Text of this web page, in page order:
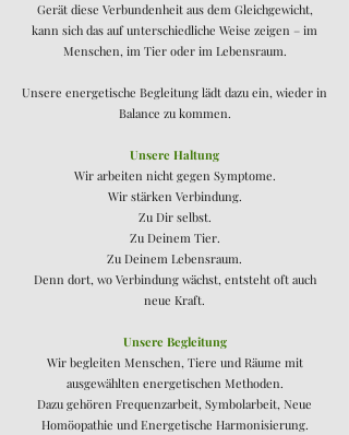
Gerät diese Verbundenheit aus dem Gleichgewicht,
kann sich das auf unterschiedliche Weise zeigen – im
Menschen, im Tier oder im Lebensraum.
Unsere energetische Begleitung lädt dazu ein, wieder in
Balance zu kommen.
Unsere Haltung
Wir arbeiten nicht gegen Symptome.
Wir stärken Verbindung.
Zu Dir selbst.
Zu Deinem Tier.
Zu Deinem Lebensraum.
Denn dort, wo Verbindung wächst, entsteht oft auch
neue Kraft.
Unsere Begleitung
Wir begleiten Menschen, Tiere und Räume mit
ausgewählten energetischen Methoden.
Dazu gehören Frequenzarbeit, Symbolarbeit, Neue
Homöopathie und Energetische Harmonisierung.